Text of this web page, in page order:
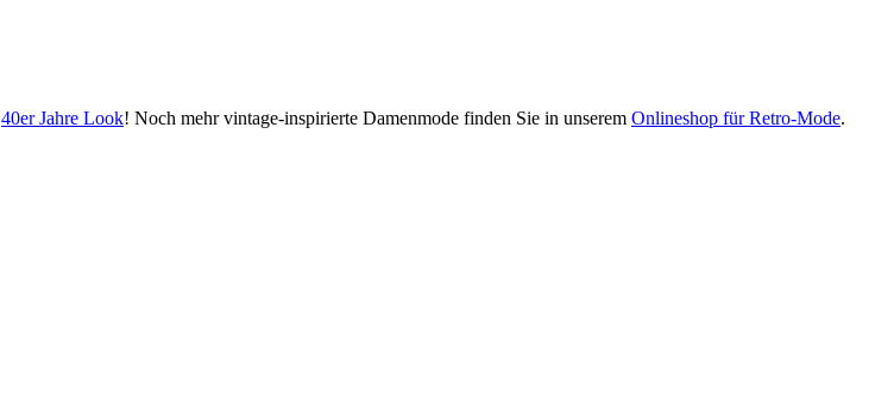
40er Jahre Look! Noch mehr vintage-inspirierte Damenmode finden Sie in unserem Onlineshop für Retro-Mode.